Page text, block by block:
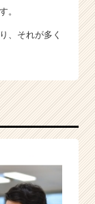
。
、それが多く